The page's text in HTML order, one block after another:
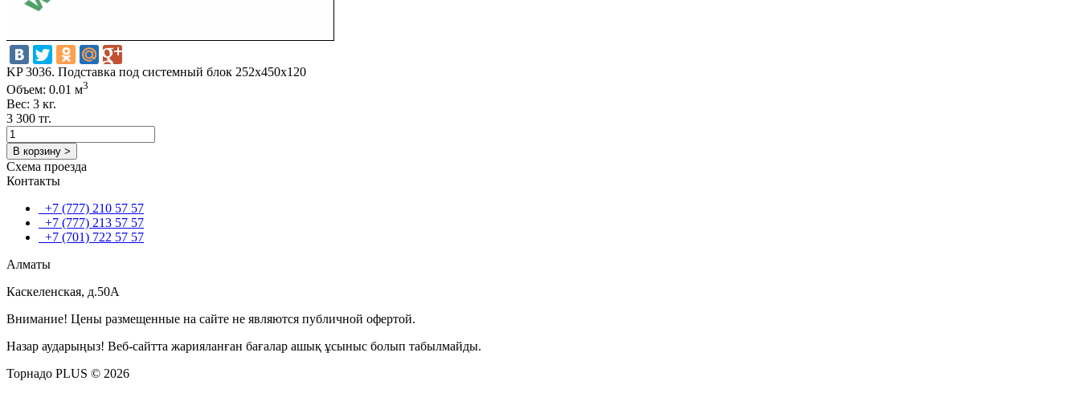
KP 3036. Подставка под системный блок 252х450х120
Объем: 0.01 м3
Вес: 3 кг.
3 300 тг.
В корзину >
Схема проезда
Контакты
+7 (777) 210 57 57
+7 (777) 213 57 57
+7 (701) 722 57 57
Алматы
Каскеленская, д.50А
Внимание! Цены размещенные на сайте не являются публичной офертой.
Назар аударыңыз! Веб-сайтта жарияланған бағалар ашық ұсыныс болып табылмайды.
Торнадо PLUS © 2026